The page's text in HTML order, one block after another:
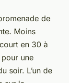
de
Moins
en 30 à
une
soir. L’un de